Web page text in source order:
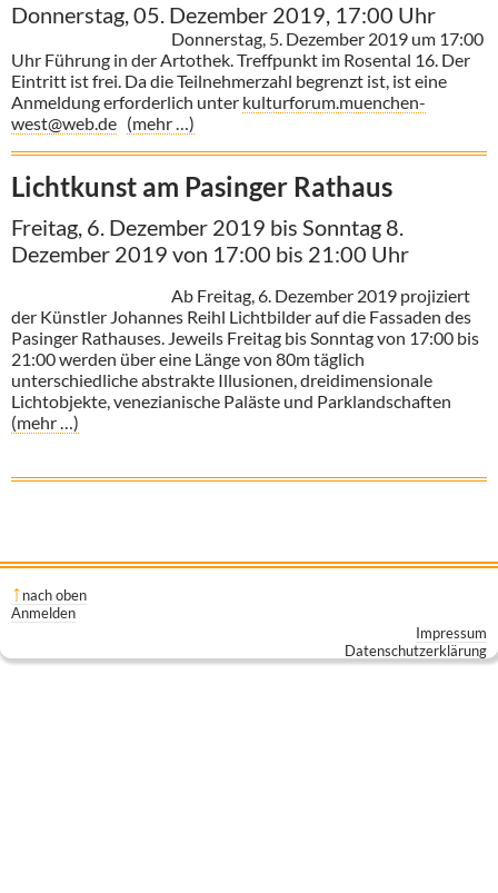
Donnerstag, 05. Dezember 2019, 17:00 Uhr
Donnerstag, 5. Dezember 2019 um 17:00
Uhr Führung in der Artothek. Treffpunkt im Rosental 16. Der
Eintritt ist frei. Da die Teilnehmerzahl begrenzt ist, ist eine
Anmeldung erforderlich unter kulturforum.muenchen-
west@web.de (mehr …)
Lichtkunst am Pasinger Rathaus
Freitag, 6. Dezember 2019 bis Sonntag 8.
Dezember 2019 von 17:00 bis 21:00 Uhr
Ab Freitag, 6. Dezember 2019 projiziert
der Künstler Johannes Reihl Lichtbilder auf die Fassaden des
Pasinger Rathauses. Jeweils Freitag bis Sonntag von 17:00 bis
21:00 werden über eine Länge von 80m täglich
unterschiedliche abstrakte Illusionen, dreidimensionale
Lichtobjekte, venezianische Paläste und Parklandschaften
(mehr …)
nach oben
Anmelden
Impressum
Datenschutzerklärung